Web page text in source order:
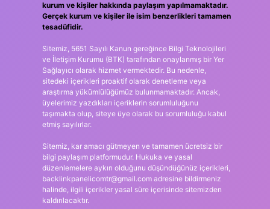
kurum ve kişiler hakkında paylaşım yapılmamaktadır.
Gerçek kurum ve kişiler ile isim benzerlikleri tamamen
tesadüfidir.
Sitemiz, 5651 Sayılı Kanun gereğince Bilgi Teknolojileri
ve İletişim Kurumu (BTK) tarafından onaylanmış bir Yer
Sağlayıcı olarak hizmet vermektedir. Bu nedenle,
sitedeki içerikleri proaktif olarak denetleme veya
araştırma yükümlülüğümüz bulunmamaktadır. Ancak,
üyelerimiz yazdıkları içeriklerin sorumluluğunu
taşımakta olup, siteye üye olarak bu sorumluluğu kabul
etmiş sayılırlar.
Sitemiz, kar amacı gütmeyen ve tamamen ücretsiz bir
bilgi paylaşım platformudur. Hukuka ve yasal
düzenlemelere aykırı olduğunu düşündüğünüz içerikleri,
backlinkpanelicomtr@gmail.comadresine bildirmeniz
halinde, ilgili içerikler yasal süre içerisinde sitemizden
kaldırılacaktır.